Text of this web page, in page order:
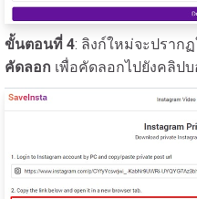
ขั้นตอนที่ 4: ลิงก์ใหม่จะปราก
คัดลอก เพื่อคัดลอกไปยังคลิ